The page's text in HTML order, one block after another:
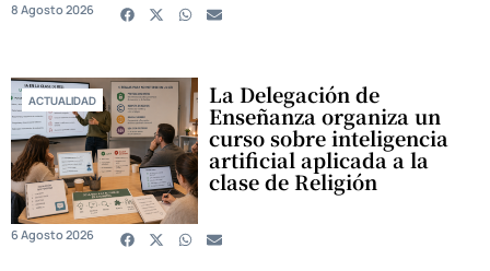
8 Agosto 2026
ACTUALIDAD La Delegación de
Enseñanza organiza un
curso sobre inteligencia
artificial aplicada a la
clase de Religión
6 Agosto 2026